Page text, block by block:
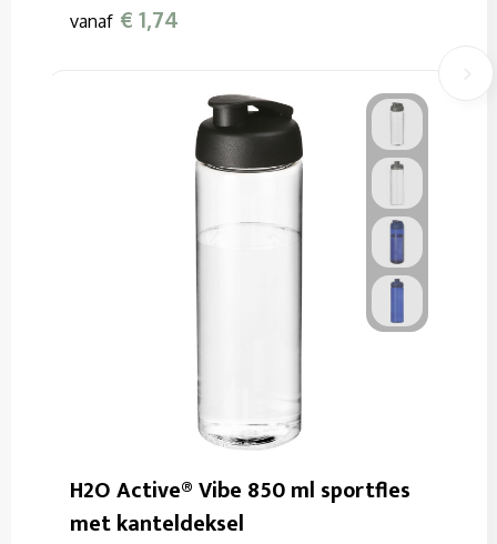
vanaf € 1,74
H2O Active® Vibe 850 ml sportfles
met kanteldeksel